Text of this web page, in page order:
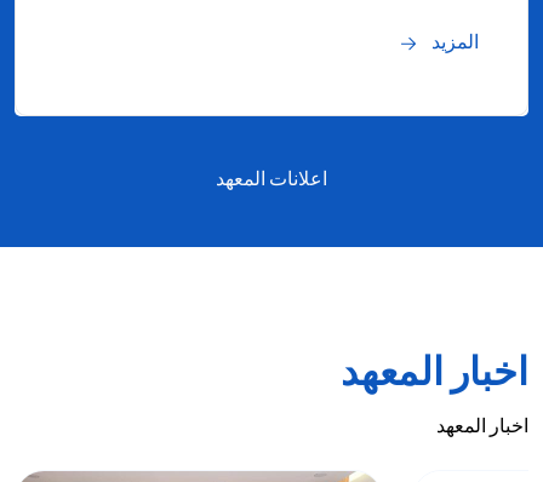
المزيد
اعلانات المعهد
اخبار المعهد
اخبار المعهد